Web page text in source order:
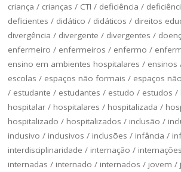
criança / crianças / CTI / deficiência /
deficientes / didático / didáticos / direitos
divergência / divergente / divergentes /
enfermeiro / enfermeiros / enfermo /
ensino em ambientes hospitalares / ensinos
escolas / espaços não formais / espaços
/ estudante / estudantes / estudo / estudos /
hospitalar/ hospitalares / hospitalizada /
hospitalizado / hospitalizados / inclusão /
inclusivo / inclusivos / inclusões / infância /
interdisciplinaridade / internação / internações
internadas / internado / internados / jovem /